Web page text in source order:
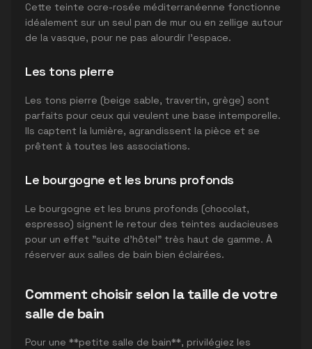
Cette teinte ocre-rosée méditerranéenne fonctionne
idéalement sur un seul pan de mur ou en zellige autour
de la vasque, pour ne pas alourdir l'espace.
Les tons pierre
Les tons pierre (beige sable, travertin, grège) sont
parfaits pour ceux qui veulent une base intemporelle.
Ils captent la lumière, agrandissent la pièce et se
prêtent à toutes les associations.
Le bourgogne et les bruns profonds
Le bourgogne et les bruns profonds (chocolat,
espresso) signent le retour des teintes audacieuses
pour un effet "suite d'hôtel" très haut de gamme. À
réserver aux salles de bain bien éclairées.
Comment choisir selon la taille de votre
salle de bain
Pour une **petite salle de bain**, privilégiez les